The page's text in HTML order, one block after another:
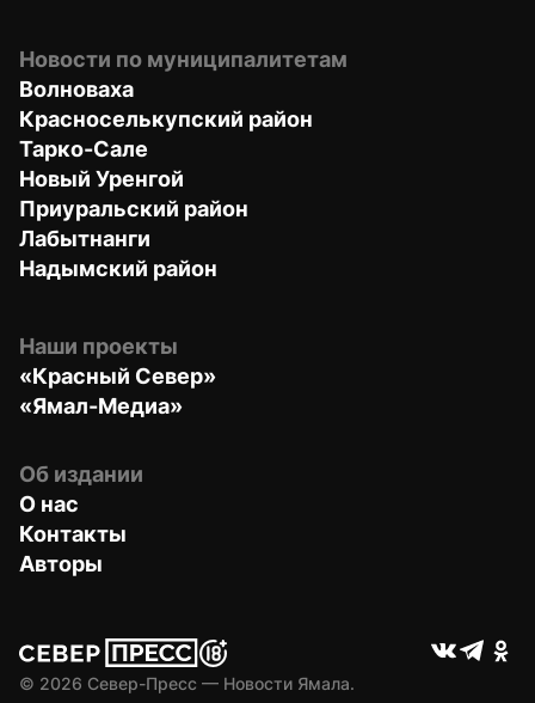
Новости по муниципалитетам
Волноваха
Красноселькупский район
Тарко-Сале
Новый Уренгой
Приуральский район
Лабытнанги
Надымский район
Наши проекты
«Красный Север»
«Ямал-Медиа»
Об издании
О нас
Контакты
Авторы
© 2026 Север-Пресс — Новости Ямала.